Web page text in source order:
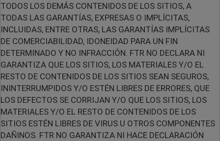
TODOS LOS DEMÁS CONTENIDOS DE LOS SITIOS, A
TODAS LAS GARANTÍAS, EXPRESAS O IMPLÍCITAS,
INCLUIDAS, ENTRE OTRAS, LAS GARANTÍAS IMPLÍCITAS
DE COMERCIABILIDAD, IDONEIDAD PARA UN FIN
DETERMINADO Y NO INFRACCIÓN. FTR NO DECLARA NI
GARANTIZA QUE LOS SITIOS, LOS MATERIALES Y/O EL
RESTO DE CONTENIDOS DE LOS SITIOS SEAN SEGUROS,
ININTERRUMPIDOS Y/O ESTÉN LIBRES DE ERRORES, QUE
LOS DEFECTOS SE CORRIJAN Y/O QUE LOS SITIOS, LOS
MATERIALES Y/O EL RESTO DE CONTENIDOS DE LOS
SITIOS ESTÉN LIBRES DE VIRUS U OTROS COMPONENTES
DAÑINOS. FTR NO GARANTIZA NI HACE DECLARACIÓN